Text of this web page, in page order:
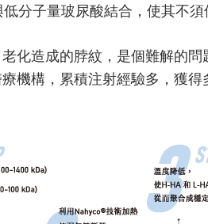
分子量玻尿酸結合，使其不
老化造成的脖紋，是個難解的
機構，累積注射經驗多，獲得